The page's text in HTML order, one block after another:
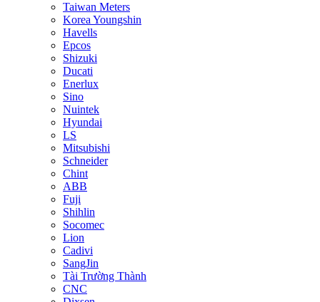
Taiwan Meters
Korea Youngshin
Havells
Epcos
Shizuki
Ducati
Enerlux
Sino
Nuintek
Hyundai
LS
Mitsubishi
Schneider
Chint
ABB
Fuji
Shihlin
Socomec
Lion
Cadivi
SangJin
Tài Trường Thành
CNC